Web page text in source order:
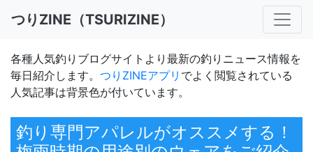
つりZINE（TSURIZINE）
各種人気釣りブログサイトより最新の釣りニュース情報を
毎日紹介します。 つりZINEアプリ でよく閲覧されている
人気記事は背景色が付いています。
釣り専門アパレルがオススメする！